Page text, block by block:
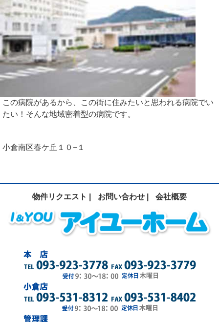
この病院があるから、この街に住みたいと思われる病院でい
たい！そんな地域密着型の病院です。
小倉南区春ケ丘１０−１
物件リクエスト | お問い合わせ | 会社概要